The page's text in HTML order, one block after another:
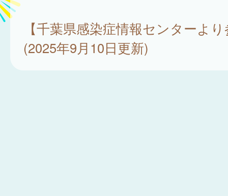
【千葉県感染症情報センターよ
(2025年9月10日更新)